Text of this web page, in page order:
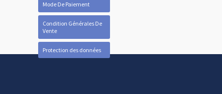
Mode De Paiement
Condition Générales De
Vente
Protection des données